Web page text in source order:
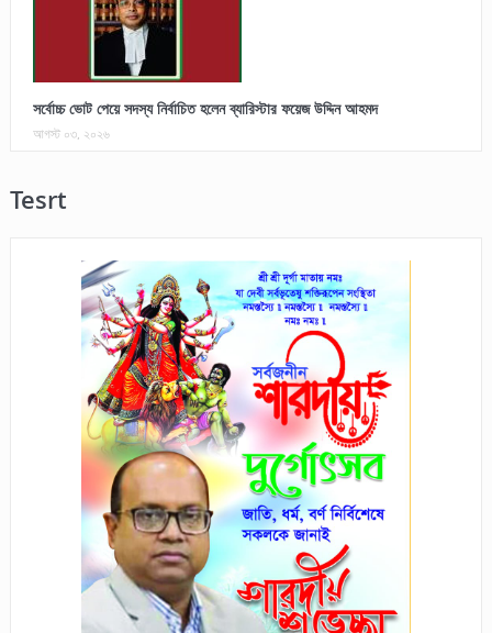
সর্বোচ্চ ভোট পেয়ে সদস্য নির্বাচিত হলেন ব্যারিস্টার ফয়েজ উদ্দিন আহমদ
আগস্ট ০৩, ২০২৬
Tesrt